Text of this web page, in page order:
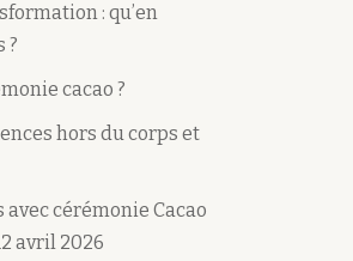
: qu’en
?
cacao ?
hors du corps et
avec cérémonie Cacao
avril 2026